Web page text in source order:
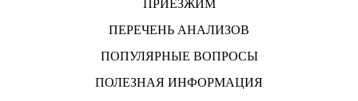
ПРИЕЗЖИМ
ПЕРЕЧЕНЬ АНАЛИЗОВ
ПОПУЛЯРНЫЕ ВОПРОСЫ
ПОЛЕЗНАЯ ИНФОРМАЦИЯ